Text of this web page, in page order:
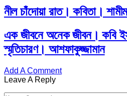
নীল চাঁদোয়া রাত। কবিতা।
এক জীবনে অনেক জীবন। কবি
স্মৃতিচারণ। আশফাকুজ্জামান
Add A Comment
Leave A Reply